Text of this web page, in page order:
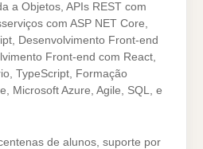
a Objetos, APIs REST com
com ASP NET Core,
Desenvolvimento Front-end
Front-end com React,
TypeScript, Formação
Microsoft Azure, Agile, SQL, e
de alunos, suporte por